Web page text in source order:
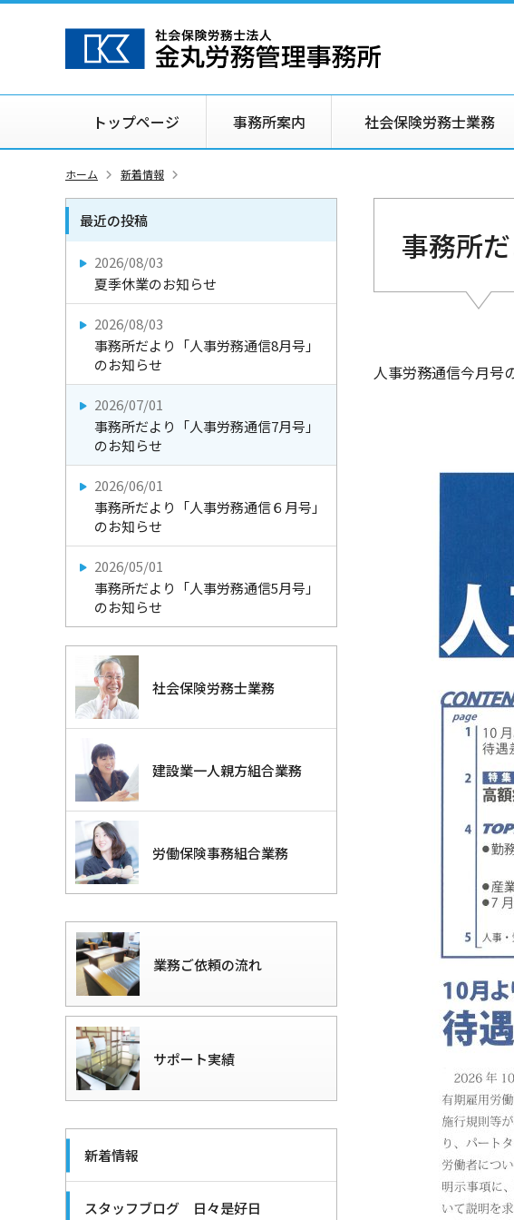
トップページ 事務所案内 社会保険労務士業務
ホーム 新着情報
事務所
人事労務通信今月号
最近の投稿
2026/08/03
夏季休業のお知らせ
2026/08/03
事務所だより「人事労務通信8月号」
のお知らせ
2026/07/01
事務所だより「人事労務通信7月号」
のお知らせ
2026/06/01
事務所だより「人事労務通信６月号」
のお知らせ
2026/05/01
事務所だより「人事労務通信5月号」
のお知らせ
社会保険労務士業務
建設業一人親方組合業務
労働保険事務組合業務
業務ご依頼の流れ
サポート実績
新着情報
スタッフブログ 日々是好日